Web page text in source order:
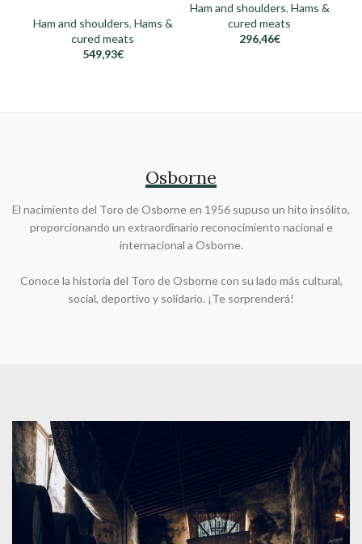
Ham and shoulders, Hams &
cured meats
549,93€
Ham and shoulders, Hams &
cured meats
296,46€
Osborne
El nacimiento del Toro de Osborne en 1956 supuso un hito insólito,
proporcionando un extraordinario reconocimiento nacional e
internacional a Osborne.
Conoce la historia del Toro de Osborne con su lado más cultural,
social, deportivo y solidario. ¡Te sorprenderá!